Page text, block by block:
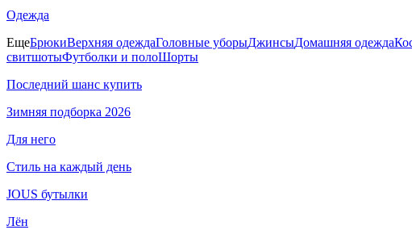
Одежда
ЕщеБрюкиВерхняя одеждаГоловные уборыДжинсыДомашняя одежда
свитшотыФутболки и полоШорты
Последний шанс купить
Зимняя подборка 2026
Для него
Стиль на каждый день
JOUS бутылки
Лён